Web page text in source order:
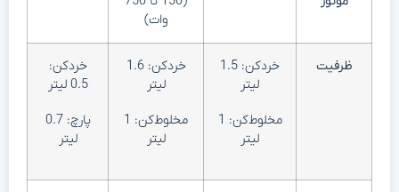
وات)
ظرفیت
خردکن: 1.5
لیتر
مخلوط‌کن: 1
لیتر
خردکن: 1.6
لیتر
مخلوط‌کن: 1
لیتر
خردکن:
0.5 لیتر
پارچ: 0.7
لیتر